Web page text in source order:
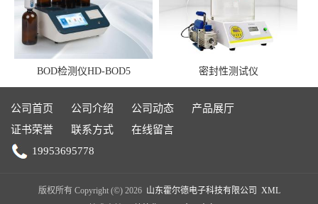
BOD检测仪HD-BOD5 密封性测试仪
公司首页 公司介绍 公司动态
产品展厅
证书荣誉
联系方式
在线留言
19953695778
版权所有 Copyright (©) 2026 山东霍尔德电子科技有限公司
XML